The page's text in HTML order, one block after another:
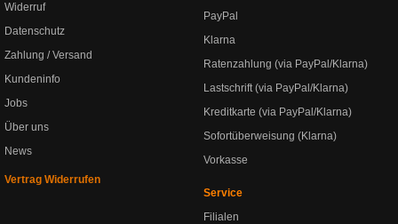
Widerruf
Datenschutz
Zahlung / Versand
Kundeninfo
Jobs
Über uns
News
Vertrag Widerrufen
PayPal
Klarna
Ratenzahlung (via PayPal/Klarna)
Lastschrift (via PayPal/Klarna)
Kreditkarte (via PayPal/Klarna)
Sofortüberweisung (Klarna)
Vorkasse
Service
Filialen